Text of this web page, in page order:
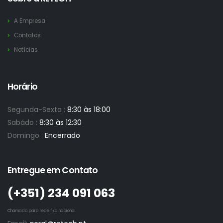
A Empresa
Contatos
Notícias
Horário
Segunda-Sexta : 8:30 às 18:00
Sabádo : 8:30 às 12:30
Domingo : Encerrado
Entregue em Contato
(+351)­ 234 091 063
Chamada para rede fixa nacional